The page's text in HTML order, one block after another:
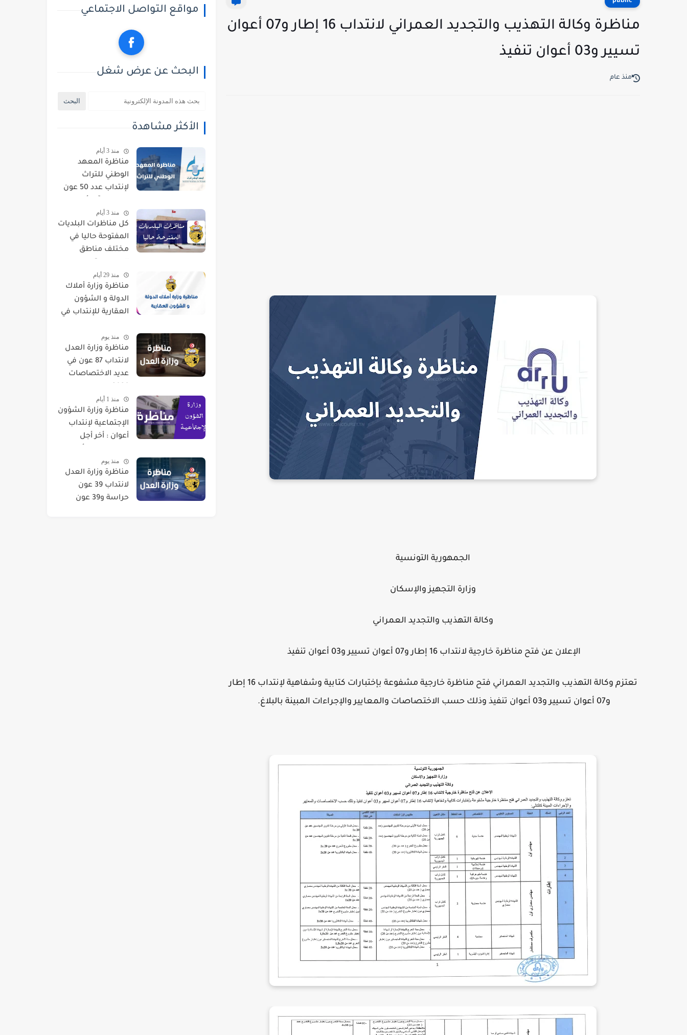
مناظرة وكالة التهذيب والتجديد العمراني لانتداب 16 إطار و07 أعوان
تسيير و03 أعوان تنفيذ
منذ عام
الجمهورية التونسية
وزارة التجهيز والإسكان
وكالة التهذيب والتجديد العمراني
الإعلان عن فتح مناظرة خارجية لانتداب 16 إطار و07 أعوان تسيير و03 أعوان تنفيذ
تعتزم وكالة التهذيب والتجديد العمراني فتح مناظرة خارجية مشفوعة بإختبارات كتابية وشفاهية لإنتداب 16 إطار
و07 أعوان تسيير و03 أعوان تنفيذ وذلك حسب الاختصاصات والمعايير والإجراءات المبينة بالبلاغ.
مواقع التواصل الاجتماعي
البحث عن عرض شغل
الأكثر مشاهدة
منذ 3 أيام
مناظرة المعهد
الوطني للتراث
لإنتداب عدد 50 عون
2026
منذ 3 أيام
كل مناظرات البلديات
المفتوحة حاليا في
مختلف مناطق
منذ 29 أيام
مناظرة وزارة أملاك
الدولة و الشؤون
العقارية للإنتداب في
منذ يوم
مناظرة وزارة العدل
لانتداب 87 عون في
عديد الاختصاصات
منذ 1 أيام
مناظرة وزارة الشؤون
الإجتماعية لإنتداب
أعوان : أخر أجل
2026منذ يوم
مناظرة وزارة العدل
لانتداب 39 عون
حراسة و39 عون